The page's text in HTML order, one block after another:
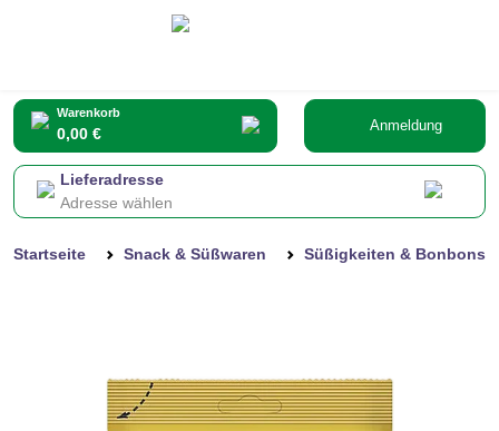
Warenkorb
0,00 € Anmeldung
Lieferadresse
Adresse wählen
Startseite Snack & Süßwaren Süßigkeiten & Bonbons